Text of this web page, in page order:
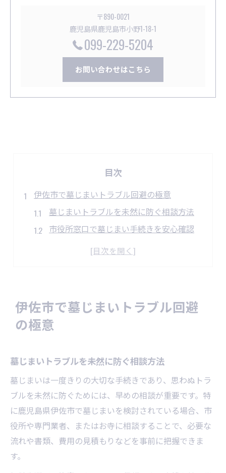
〒890-0021
鹿児島県鹿児島市小野1-18-1
099-229-5204
お問い合わせはこちら
目次
伊佐市で墓じまいトラブル回避の極意
墓じまいトラブルを未然に防ぐ相談方法
市役所窓口で墓じまい手続きを安心確認
親族間の合意形成が墓じまい成功の鍵
墓じまいで親族との合意を得るコツ
遠方親族との墓じまい調整ポイント
家族会議で墓じまい合意形成を進める
専門家による墓じまい相談活用の利点
書類不備による墓じまいの遅延を防ぐには
墓じまい書類の正しい準備と確認方法
改葬許可申請で必要な墓じまい書類一覧
墓じまい申請時のよくある書類ミス対策
伊佐市で墓じまいトラブル回避
の極意
墓じまいトラブルを未然に防ぐ相談方法
墓じまいは一度きりの大切な手続きであり、思わぬトラ
ブルを未然に防ぐためには、早めの相談が重要です。特
に鹿児島県伊佐市で墓じまいを検討されている場合、市
役所や専門業者、またはお寺に相談することで、必要な
流れや書類、費用の見積もりなどを事前に把握できま
す。